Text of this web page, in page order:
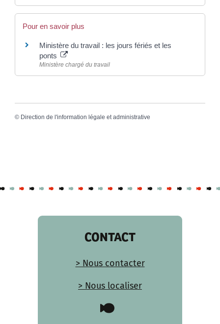
Pour en savoir plus
Ministère du travail : les jours fériés et les
ponts
Ministère chargé du travail
© Direction de l'information légale et administrative
CONTACT
> Nous contacter
> Nous localiser